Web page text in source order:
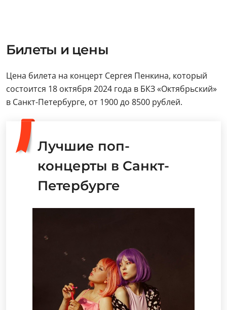
Билеты и цены
Цена билета на концерт Сергея Пенкина, который
состоится 18 октября 2024 года в БКЗ «Октябрьский»
в Санкт-Петербурге, от 1900 до 8500 рублей.
Лучшие поп-
концерты в Санкт-
Петербурге